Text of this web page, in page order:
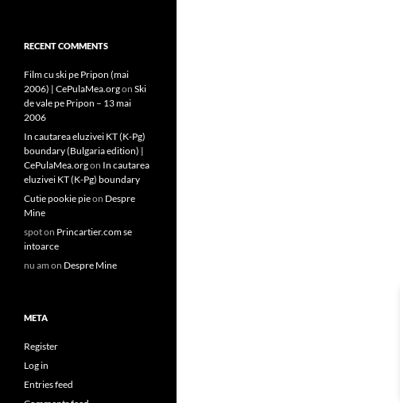
RECENT COMMENTS
Film cu ski pe Pripon (mai
2006) | CePulaMea.orgon Ski
de vale pe Pripon – 13 mai
2006
In cautarea eluzivei KT (K-Pg)
boundary (Bulgaria edition) |
CePulaMea.orgon In cautarea
eluzivei KT (K-Pg) boundary
Cutie pookie pieon Despre
Mine
spoton Princartier.com se
intoarce
nu am on Despre Mine
META
Register
Log in
Entries feed